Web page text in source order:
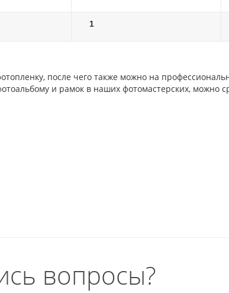
1
после чего также можно на
и рамок в наших фотомастерских, можно
вопросы?